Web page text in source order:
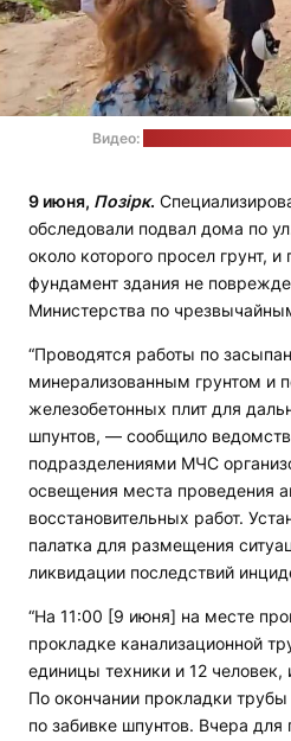
Видео:
9 июня, Позірк.
обследовали подвал дома по
около которого просел грунт, и
фундамент здания не
Министерства по
“Проводятся работы по
минерализованным грунтом и
железобетонных плит для
шпунтов, — сообщило
подразделениями МЧС
освещения места проведения
восстановительных работ.
палатка для размещения
ликвидации последствий
“На 11:00 [9 июня] на месте
прокладке канализационной
единицы техники и 12
По окончании прокладки
по забивке шпунтов. Вчера